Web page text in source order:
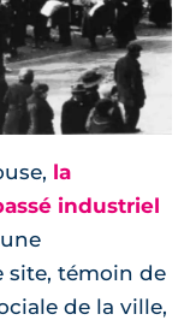
la
industriel
site, témoin de
de la ville,